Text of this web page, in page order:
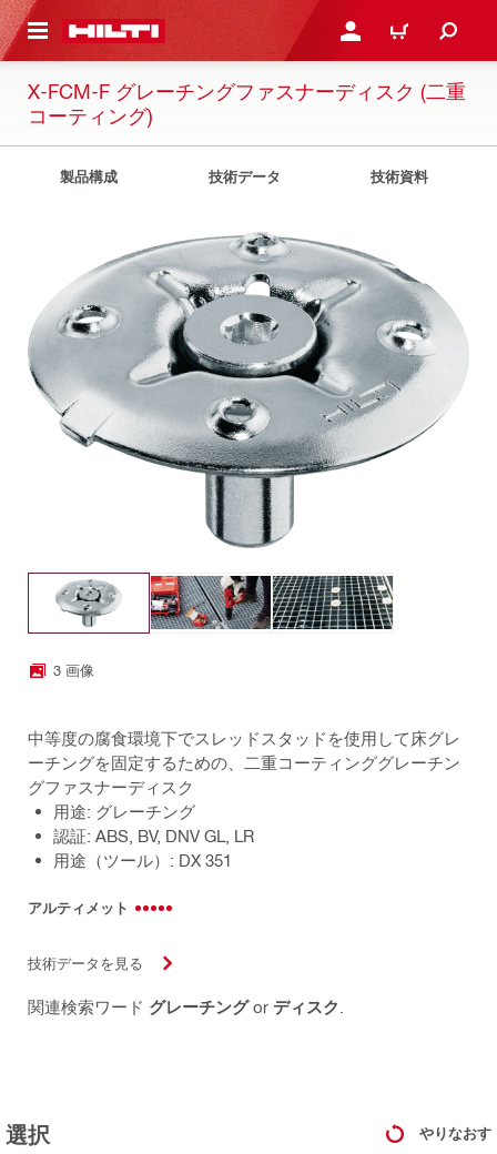
内容を表示 ログイン・新規オンライ
カート
X-FCM-F グレーチングファスナーディスク (二重
コーティング)
製品構成 技術データ 技術資料
3 画像
中等度の腐食環境下でスレッドスタッドを使用して床グレ
ーチングを固定するための、二重コーティンググレーチン
グファスナーディスク
用途: グレーチング
認証: ABS, BV, DNV GL, LR
用途（ツール）: DX 351
アルティメット
技術データを見る
関連検索ワード グレーチングor ディスク
選択 やりなおす